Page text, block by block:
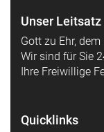
Unser Leitsatz
Gott zu Ehr,
Wir sind für Sie
Ihre Freiwillige
Quicklinks